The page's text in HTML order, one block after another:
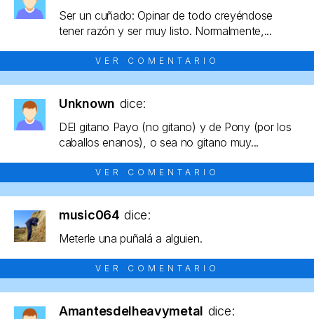
Ser un cuñado: Opinar de todo creyéndose
tener razón y ser muy listo. Normalmente,...
VER COMENTARIO
Unknown dice:
DEl gitano Payo (no gitano) y de Pony (por los
caballos enanos), o sea no gitano muy...
VER COMENTARIO
music064 dice:
Meterle una puñalá a alguien.
VER COMENTARIO
Amantesdelheavymetal dice: